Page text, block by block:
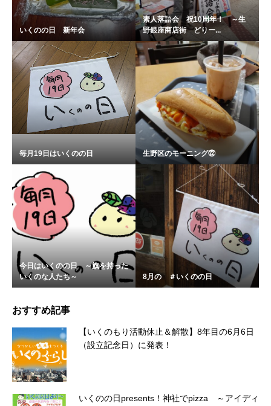
いくのの日 新年会
素人落語会 祝10周年！ ～生
野銀座商店街 どりー...
毎月19日はいくのの日 生野区のモーニング㉒
今日はいくのの日 ～旗を持った
いくのな人たち～
8月の ＃いくのの日
おすすめ記事
【いくのもり活動休止＆解散】8年目の6月6日
（設立記念日）に発表！
いくのの日presents！神社でpizza ～アイディ